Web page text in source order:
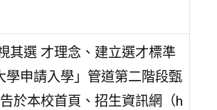
其選 才理念、建立選才標準
申請入學」管道第二階段甄
於本校首頁、招生資訊網（h